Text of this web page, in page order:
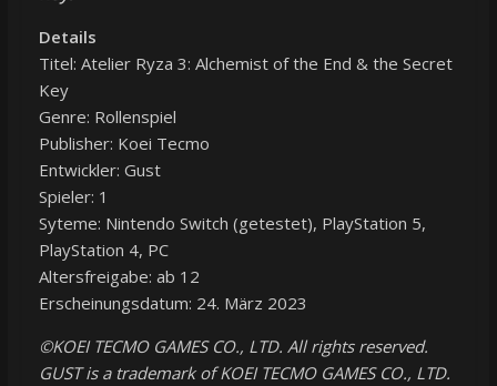
Details
Titel: Atelier Ryza 3: Alchemist of the End & the Secret
Key
Genre: Rollenspiel
Publisher: Koei Tecmo
Entwickler: Gust
Spieler: 1
Syteme: Nintendo Switch (getestet), PlayStation 5,
PlayStation 4, PC
Altersfreigabe: ab 12
Erscheinungsdatum: 24. März 2023
©KOEI TECMO GAMES CO., LTD. All rights reserved.
GUST is a trademark of KOEI TECMO GAMES CO., LTD.